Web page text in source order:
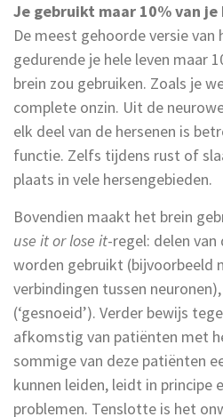
Je gebruikt maar 10% van je
De meest gehoorde versie
gedurende je hele leven maar
brein zou gebruiken. Zoals je
complete onzin. Uit de
elk deel van de hersenen is
functie. Zelfs tijdens rust of
plaats in vele hersengebieden.
Bovendien maakt het brein
use it or lose it-regel: delen
worden gebruikt (bijvoorbeeld
verbindingen tussen
(‘gesnoeid’). Verder bewijs
afkomstig van patiënten met
sommige van deze patiënten
kunnen leiden, leidt in principe
problemen. Tenslotte is het